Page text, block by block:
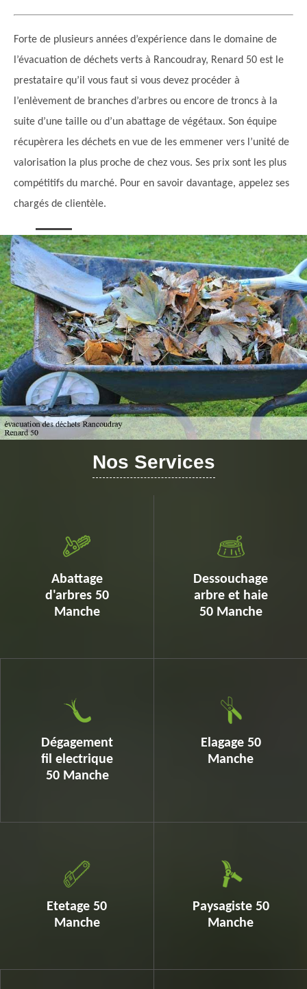
Forte de plusieurs années d’expérience dans le domaine de
l’évacuation de déchets verts à Rancoudray, Renard 50 est le
prestataire qu’il vous faut si vous devez procéder à
l’enlèvement de branches d’arbres ou encore de troncs à la
suite d’une taille ou d’un abattage de végétaux. Son équipe
récupèrera les déchets en vue de les emmener vers l’unité de
valorisation la plus proche de chez vous. Ses prix sont les plus
compétitifs du marché. Pour en savoir davantage, appelez ses
chargés de clientèle.
Nos Services
Abattage
d'arbres 50
Manche
Dessouchage
arbre et haie
50 Manche
Dégagement
fil electrique
50 Manche
Elagage 50
Manche
Etetage 50
Manche
Paysagiste 50
Manche